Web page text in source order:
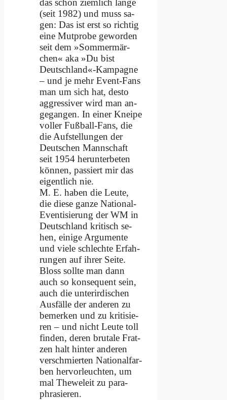
das schon ziem­lich lan­ge
(seit 1982) und muss sa­
gen: Das ist erst so rich­tig
ei­ne Mut­pro­be ge­wor­den
seit dem »Som­mer­mär­
chen« aka »Du bist
Deutschland«-Kampagne
– und je mehr Event-Fans
man um sich hat, de­sto
ag­gres­si­ver wird man an­
ge­gan­gen. In ei­ner Knei­pe
vol­ler Fuß­ball-Fans, die
die Auf­stel­lun­gen der
Deut­schen Mann­schaft
seit 1954 her­un­ter­be­ten
kön­nen, pas­siert mir das
ei­gent­lich nie.
M. E. ha­ben die Leu­te,
die die­se gan­ze Na­tio­nal-
Even­ti­sie­rung der WM in
Deutsch­land kri­tisch se­
hen, ei­ni­ge Ar­gu­men­te
und vie­le schlech­te Er­fah­
run­gen auf ih­rer Sei­te.
Bloss soll­te man dann
auch so kon­se­quent sein,
auch die un­ter­ir­di­schen
Aus­fäl­le der an­de­ren zu
be­mer­ken und zu kri­ti­sie­
ren – und nicht Leu­te toll
fin­den, de­ren bru­ta­le Frat­
zen halt hin­ter an­de­ren
ver­schmier­ten Na­tio­nal­far­
ben her­vor­leuch­ten, um
mal The­we­leit zu pa­ra­
phra­sie­ren.